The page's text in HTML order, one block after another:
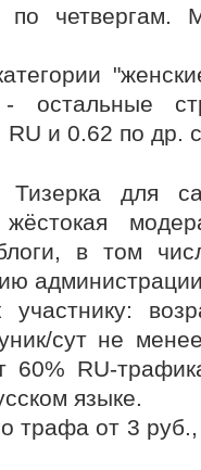
по четвергам.
и 0.62 по др.
Тизерка для
в том
участнику:
сут не
60% RU-
языке.
трафа от 3